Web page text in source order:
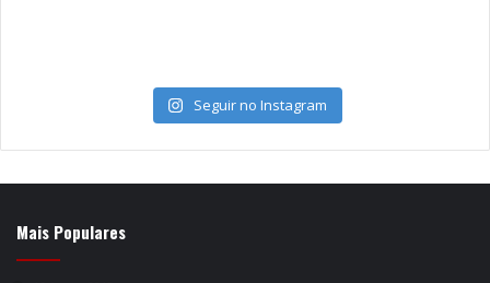
Seguir no Instagram
Mais Populares